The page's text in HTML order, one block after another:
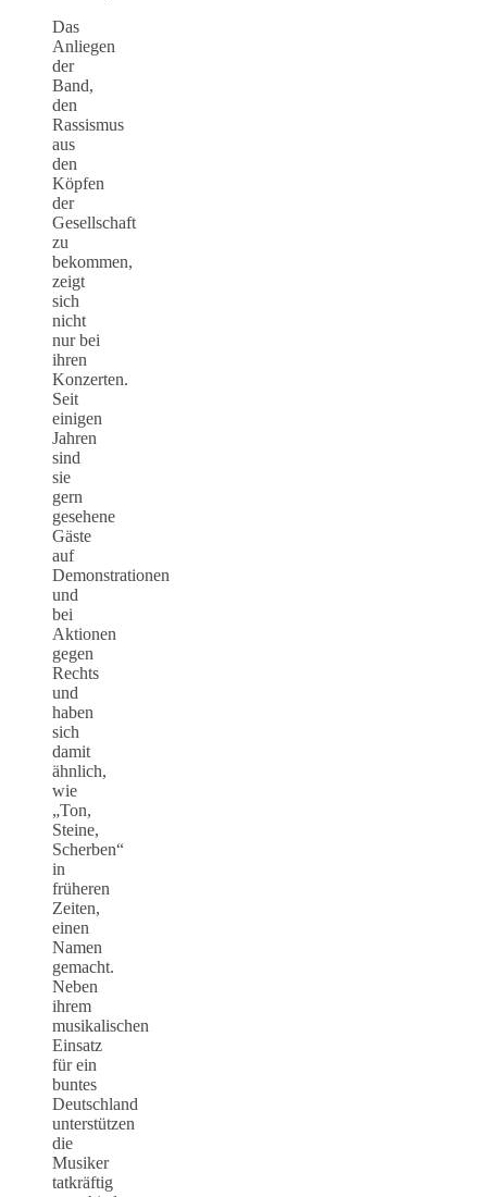
Das
Anliegen
der
Band,
den
Rassismus
aus
den
Köpfen
der
Gesellschaft
zu
bekommen,
zeigt
sich
nicht
nur bei
ihren
Konzerten.
Seit
einigen
Jahren
sind
sie
gern
gesehene
Gäste
auf
Demonstrationen
und
bei
Aktionen
gegen
Rechts
und
haben
sich
damit
ähnlich,
wie
„Ton,
Steine,
Scherben“
in
früheren
Zeiten,
einen
Namen
gemacht.
Neben
ihrem
musikalischen
Einsatz
für ein
buntes
Deutschland
unterstützen
die
Musiker
tatkräftig